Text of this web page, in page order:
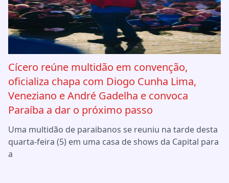
Cícero reúne multidão em convenção,
oficializa chapa com Diogo Cunha Lima,
Veneziano e André Gadelha e convoca
Paraíba a dar o próximo passo
Uma multidão de paraibanos se reuniu na tarde desta
quarta-feira (5) em uma casa de shows da Capital para
a